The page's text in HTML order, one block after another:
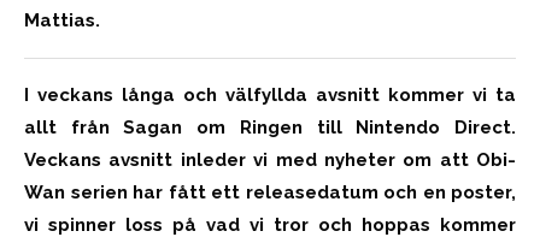
Mattias.
I veckans långa och välfyllda avsnitt kommer vi ta
allt från Sagan om Ringen till Nintendo Direct.
Veckans avsnitt inleder vi med nyheter om att Obi-
Wan serien har fått ett releasedatum och en poster,
vi spinner loss på vad vi tror och hoppas kommer